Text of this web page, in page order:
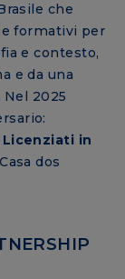
che
formativi per
e contesto,
e da una
2025
in
dos